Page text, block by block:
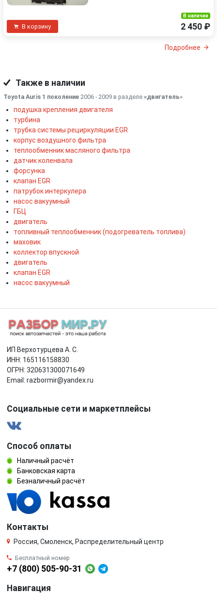
В корзину
В наличии
2 450 ₽
Подробнее
Также в наличии
Toyota Auris 1 поколение 2006 - 2009 в разделе «двигатель»
подушка крепления двигателя
турбина
трубка системы рециркуляции EGR
корпус воздушного фильтра
теплообменник масляного фильтра
датчик коленвала
форсунка
клапан EGR
патрубок интеркулера
насос вакуумный
ГБЦ
двигатель
топливный теплообменник (подогреватель топлива)
маховик
коллектор впускной
двигатель
клапан EGR
насос вакуумный
ИП Верхотурцева А. С.
ИНН: 165116158830
ОГРН: 320631300071649
Email: razbormir@yandex.ru
Социальные сети и маркетплейсы
Способ оплаты
Наличный расчёт
Банковская карта
Безналичный расчёт
Контакты
Россия, Смоленск, Распределительный центр
Бесплатный номер
+7 (800) 505-90-31
Навигация